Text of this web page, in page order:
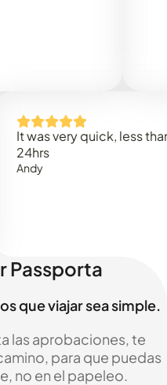
very quick, less than
Passporta
que viajar sea simple.
las aprobaciones, te
para que puedas
no en el papeleo.